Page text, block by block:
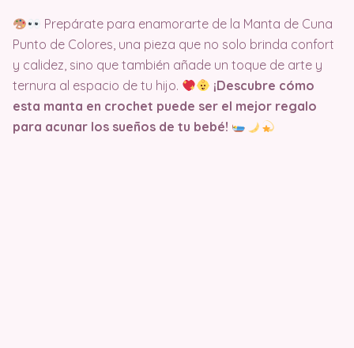
Prepárate para enamorarte de la Manta de Cuna
Punto de Colores, una pieza que no solo brinda confort
y calidez, sino que también añade un toque de arte y
ternura al espacio de tu hijo.
¡Descubre cómo
esta manta en crochet puede ser el mejor regalo
para acunar los sueños de tu bebé!